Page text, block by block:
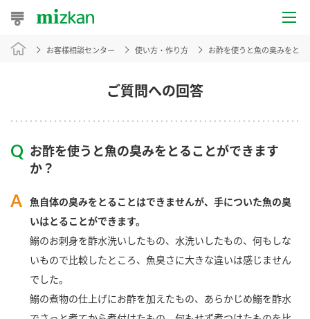
おうちレシピ
レシピ特集
レシピカテゴリ一覧
商品カテゴリ
ご質問への回答
お客様相談センター 使い方・作り方 お酢を使うと魚の臭みをと
お酢を使うと魚の臭みをとることができます
か？
魚自体の臭みをとることはできませんが、手についた魚の臭
いはとることができます。
鰯のお刺身を酢水洗いしたもの、水洗いしたもの、何もしな
いもので比較したところ、魚臭さに大きな違いは感じません
でした。
鰯の煮物の仕上げにお酢を加えたもの、あらかじめ鰯を酢水